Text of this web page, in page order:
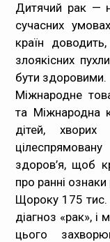
Дитячий рак —
сучасних
країн
злоякісних
бути здоровими.
Міжнародне
та Міжнародна
дітей,
здоров’я, щоб
про ранні ознаки
Щороку 175 тис.
діагноз «рак»,
цього